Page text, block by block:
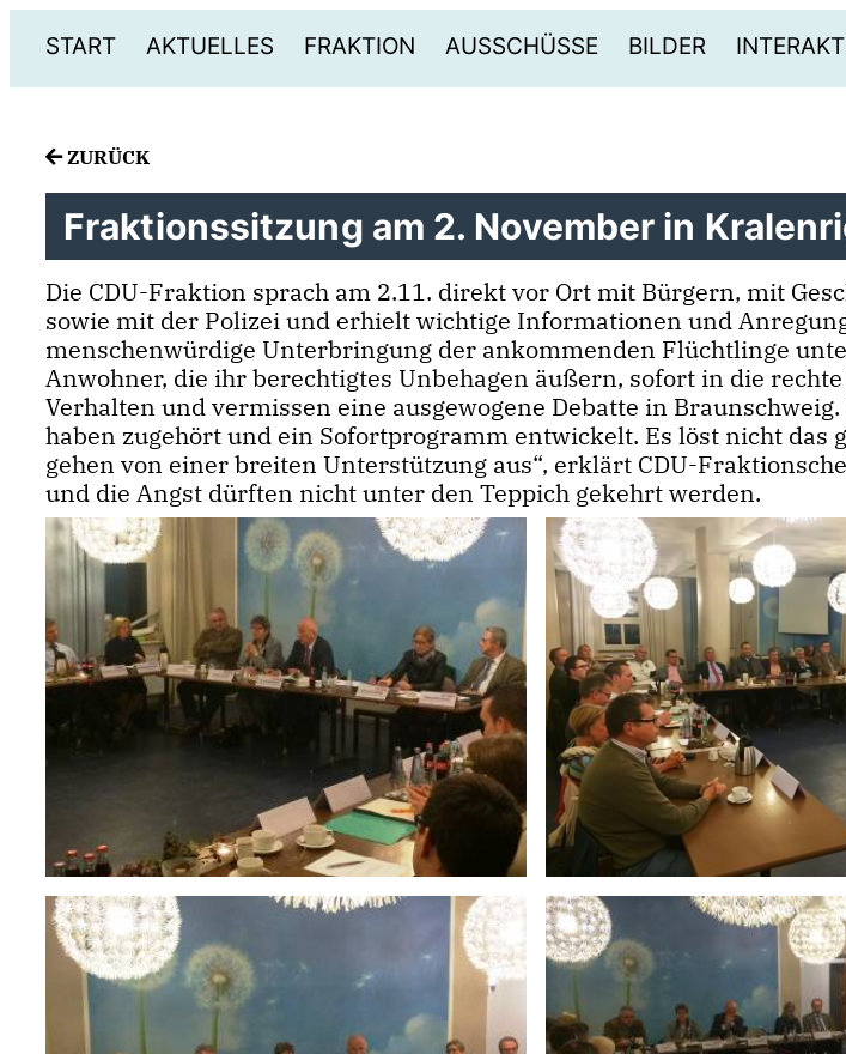
START AKTUELLES FRAKTION AUSSCHÜSSE BILDER
ZURÜCK
Fraktionssitzung am 2. November in
Die CDU-Fraktion sprach am 2.11. direkt vor Ort mit Bürgern, mit
sowie mit der Polizei und erhielt wichtige Informationen und
menschenwürdige Unterbringung der ankommenden Flüchtlinge
Anwohner, die ihr berechtigtes Unbehagen äußern, sofort in die
Verhalten und vermissen eine ausgewogene Debatte in
haben zugehört und ein Sofortprogramm entwickelt. Es löst nicht
gehen von einer breiten Unterstützung aus“, erklärt CDU-
und die Angst dürften nicht unter den Teppich gekehrt werden.